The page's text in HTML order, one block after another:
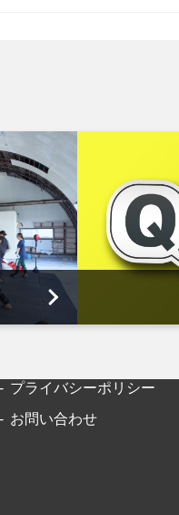
プライバシーポリシー
お問い合わせ